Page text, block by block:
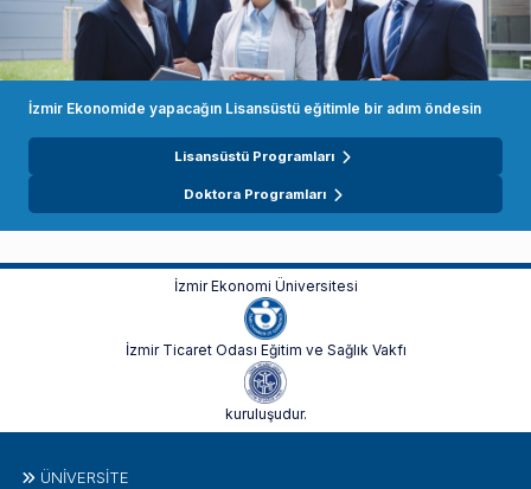
İzmir Ekonomide yapacağın Lisansüstü eğitimle bir adım öndesin
Lisansüstü Programları
Doktora Programları
İzmir Ekonomi Üniversitesi
İzmir Ticaret Odası Eğitim ve Sağlık Vakfı
kuruluşudur.
ÜNIVERSITE